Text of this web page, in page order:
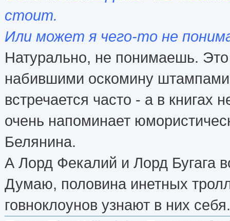
стоит.
Или может я чего-то не
Натурально, не понимаешь.
набившими оскомину
встречается часто - а в книгах
очень напоминает
Белянина.
А Лорд Фекалий и Лорд Бугага
Думаю, половина инетных
говноклоунов узнают в них